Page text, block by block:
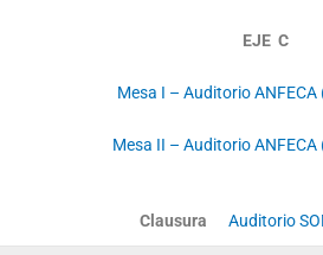
EJE C
Mesa I – Auditorio
Mesa II – Auditorio
Clausura Auditorio